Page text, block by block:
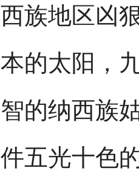
西族地区凶
本的太阳，
智的纳西族
件五光十色